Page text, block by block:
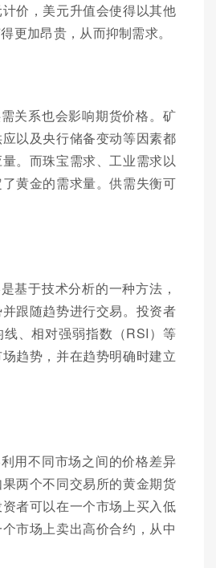
价，美元升值会使得以其他
更加昂贵，从而抑制需求。
关系也会影响期货价格。矿
以及央行储备变动等因素都
。而珠宝需求、工业需求以
黄金的需求量。供需失衡可
基于技术分析的一种方法，
跟随趋势进行交易。投资者
、相对强弱指数（RSI）等
趋势，并在趋势明确时建立
用不同市场之间的价格差异
两个不同交易所的黄金期货
者可以在一个市场上买入低
市场上卖出高价合约，从中